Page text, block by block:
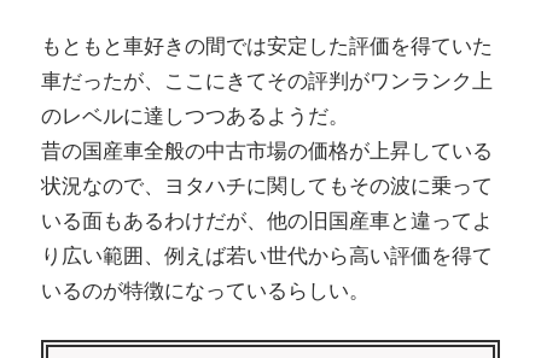
介
す
る
サ
イ
ト
もともと車好きの間では安定した評価を得ていた
車だったが、ここにきてその評判がワンランク上
のレベルに達しつつあるようだ。
昔の国産車全般の中古市場の価格が上昇している
状況なので、ヨタハチに関してもその波に乗って
いる面もあるわけだが、他の旧国産車と違ってよ
り広い範囲、例えば若い世代から高い評価を得て
いるのが特徴になっているらしい。